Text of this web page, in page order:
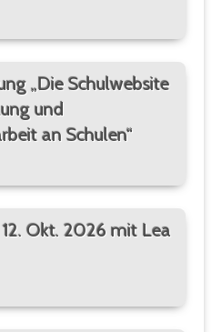
„Die Schulwebsite
und
an Schulen“
Okt. 2026 mit Lea